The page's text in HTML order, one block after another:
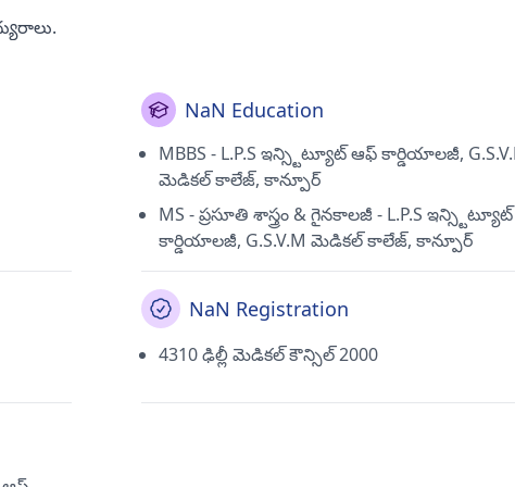
NaN Education
MBBS - L.P.S ఇన్స్టిట్యూట్ ఆఫ్ కార్డియాలజీ,
మెడికల్ కాలేజ్, కాన్పూర్
MS - ప్రసూతి శాస్త్రం & గైనకాలజీ - L.P.S
కార్డియాలజీ, G.S.V.M మెడికల్ కాలేజ్, కాన్పూర్
NaN Registration
4310 ఢిల్లీ మెడికల్ కౌన్సిల్ 2000